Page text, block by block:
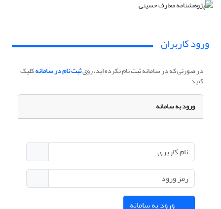
ورود کاربران
در صورتی که در سامانه ثبت نام نکرده اید، رویثبت نام در سامانهکلیک
کنید.
ورود به سامانه
ورود به سامانه